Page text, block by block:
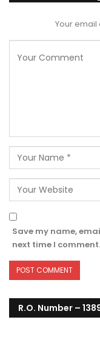
Your
Save my name,
next time I comment.
R.O. Number –